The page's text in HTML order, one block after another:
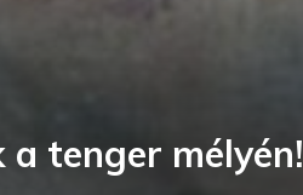
tenger mélyén!